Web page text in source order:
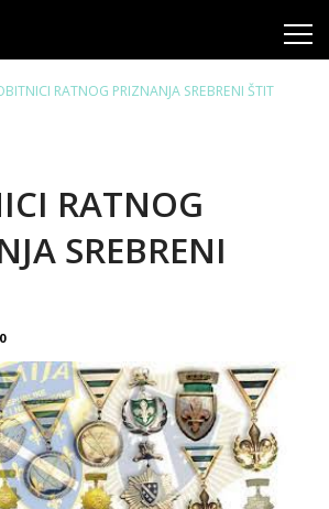
RATNOG PRIZNANJA SREBRENI ŠTIT
RATNOG
SREBRENI
0